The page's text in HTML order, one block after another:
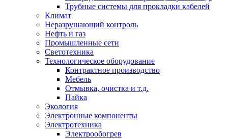
Трубные системы для прокладки кабелей
Климат
Неразрушающий контроль
Нефть и газ
Промышленные сети
Светотехника
Технологическое оборудование
Контрактное производство
Мебель
Отмывка, очистка и т.д.
Пайка
Экология
Электронные компоненты
Электротехника
Электрообогрев